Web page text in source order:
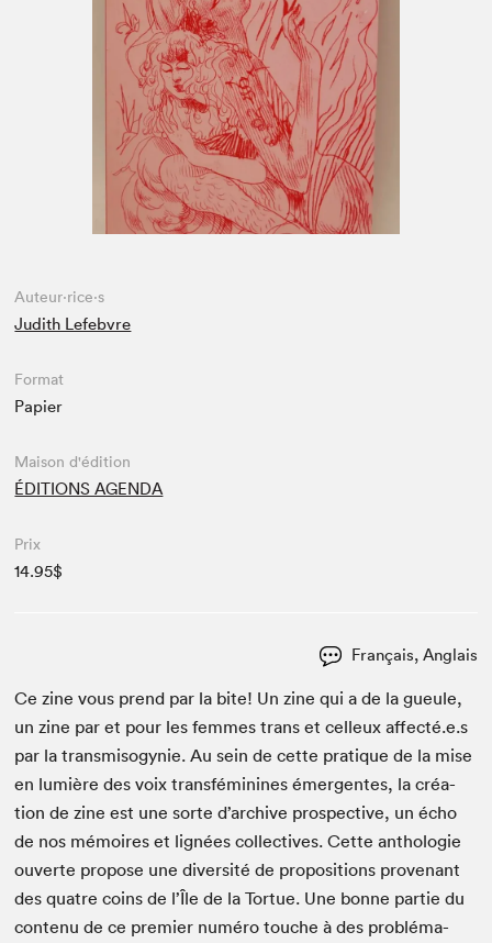
Espace médias
Auteur·rice·s
Judith Lefebvre
Format
Papier
Maison d'édition
ÉDITIONS AGENDA
Prix
14.95$
Français, Anglais
Ce zine vous prend par la bite! Un zine qui a de la gueule,
un zine par et pour les femmes trans et celleux affecté.e.s
par la trans­misog­y­nie. Au sein de cette pra­tique de la mise
en lumière des voix trans­féminines émer­gentes, la créa­
tion de zine est une sorte d’archive prospec­tive, un écho
de nos mémoires et lignées col­lec­tives. Cette antholo­gie
ouverte pro­pose une diver­sité de propo­si­tions provenant
des qua­tre coins de l’Île de la Tortue. Une bonne par­tie du
con­tenu de ce pre­mier numéro touche à des prob­lé­ma­